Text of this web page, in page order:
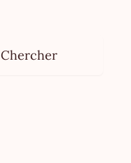
Chercher